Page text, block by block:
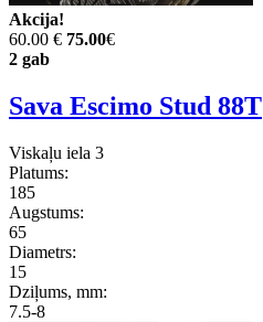
Akcija!
60.00 € 75.00€
2 gab
Sava Escimo Stud 88T
Viskaļu iela 3
Platums:
185
Augstums:
65
Diametrs:
15
Dziļums, mm:
7.5-8